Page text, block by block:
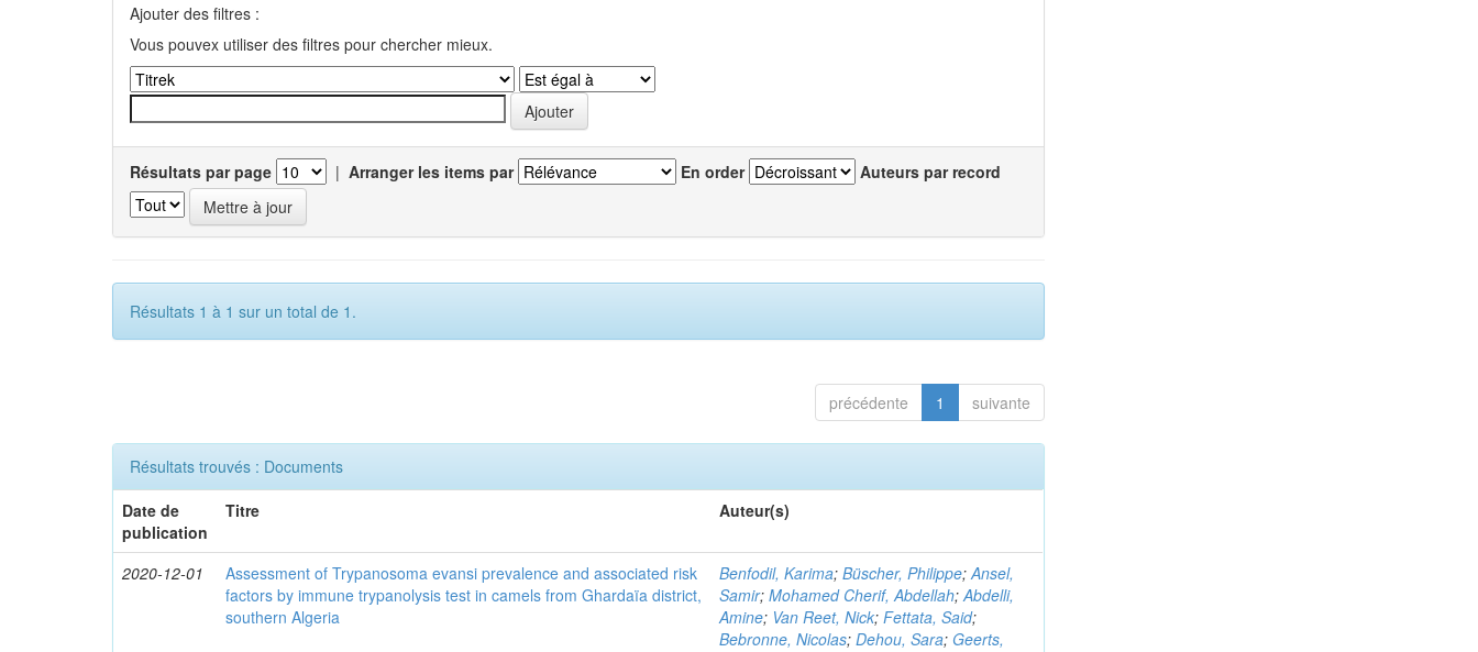
Ajouter des filtres :
Vous pouvex utiliser des filtres pour chercher mieux.
Résultats par page | Arranger les items par En order Auteurs par record
Résultats 1 à 1 sur un total de 1.
précédente 1 suivante
Résultats trouvés : Documents
Date de
publication
Titre Auteur(s)
2020-12-01
Assessment of Trypanosoma evansi prevalence and associated risk
factors by immune trypanolysis test in camels from Ghardaïa district,
southern Algeria
Benfodil, Karima;Büscher, Philippe;Ansel,
Samir;Mohamed Cherif, Abdellah;Abdelli,
Amine; Van Reet, Nick;Fettata, Said;
Bebronne, Nicolas;Dehou, Sara; Geerts,